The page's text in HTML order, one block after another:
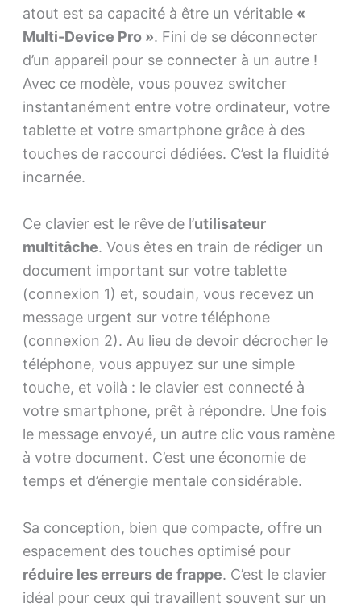
atout est sa capacité à être un véritable «
Multi-Device Pro ». Fini de se déconnecter
d’un appareil pour se connecter à un autre !
Avec ce modèle, vous pouvez switcher
instantanément entre votre ordinateur, votre
tablette et votre smartphone grâce à des
touches de raccourci dédiées. C’est la fluidité
incarnée.
Ce clavier est le rêve de l’utilisateur
multitâche. Vous êtes en train de rédiger un
document important sur votre tablette
(connexion 1) et, soudain, vous recevez un
message urgent sur votre téléphone
(connexion 2). Au lieu de devoir décrocher le
téléphone, vous appuyez sur une simple
touche, et voilà : le clavier est connecté à
votre smartphone, prêt à répondre. Une fois
le message envoyé, un autre clic vous ramène
à votre document. C’est une économie de
temps et d’énergie mentale considérable.
Sa conception, bien que compacte, offre un
espacement des touches optimisé pour
réduire les erreurs de frappe. C’est le clavier
idéal pour ceux qui travaillent souvent sur un